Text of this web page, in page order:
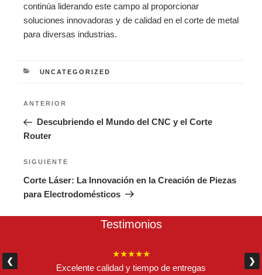
continúa liderando este campo al proporcionar
soluciones innovadoras y de calidad en el corte de metal
para diversas industrias.
CATEGORÍAS
UNCATEGORIZED
entradas
Entrada
anterior:
ANTERIOR
Descubriendo el Mundo del CNC y el Corte
Router
Siguiente
entrada
SIGUIENTE
Corte Láser: La Innovación en la Creación de Piezas
para Electrodomésticos
Testimonios
★★★★★
Excelente calidad y tiempo de entregas
❮ ❯